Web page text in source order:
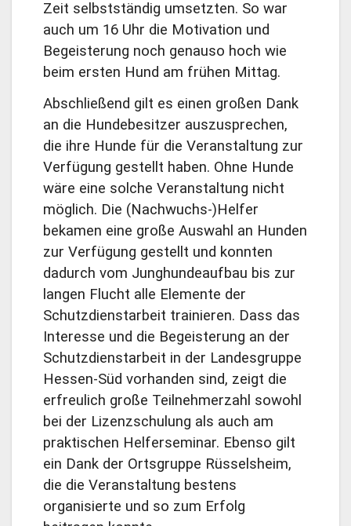
Zeit selbstständig umsetzten. So war
auch um 16 Uhr die Motivation und
Begeisterung noch genauso hoch wie
beim ersten Hund am frühen Mittag.
Abschließend gilt es einen großen Dank
an die Hundebesitzer auszusprechen,
die ihre Hunde für die Veranstaltung zur
Verfügung gestellt haben. Ohne Hunde
wäre eine solche Veranstaltung nicht
möglich. Die (Nachwuchs-)Helfer
bekamen eine große Auswahl an Hunden
zur Verfügung gestellt und konnten
dadurch vom Junghundeaufbau bis zur
langen Flucht alle Elemente der
Schutzdienstarbeit trainieren. Dass das
Interesse und die Begeisterung an der
Schutzdienstarbeit in der Landesgruppe
Hessen-Süd vorhanden sind, zeigt die
erfreulich große Teilnehmerzahl sowohl
bei der Lizenzschulung als auch am
praktischen Helferseminar. Ebenso gilt
ein Dank der Ortsgruppe Rüsselsheim,
die die Veranstaltung bestens
organisierte und so zum Erfolg